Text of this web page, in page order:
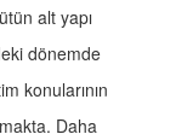
alt yapı
dönemde
konularının
Daha